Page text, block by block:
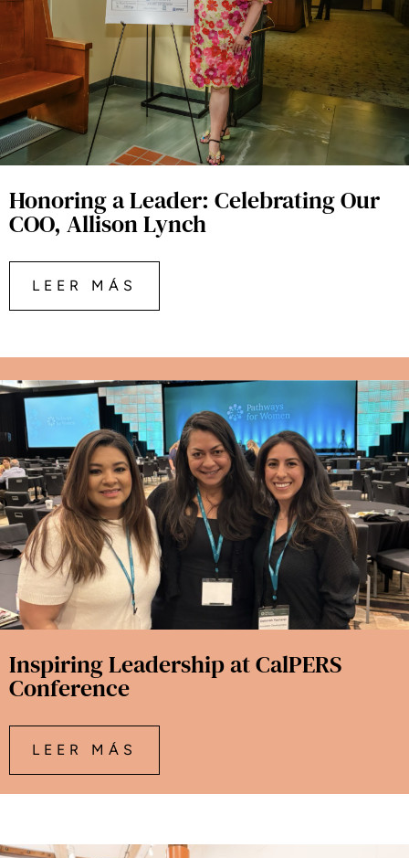
Honoring a Leader: Celebrating Our
COO, Allison Lynch
LEER MÁS
Inspiring Leadership at CalPERS
Conference
LEER MÁS